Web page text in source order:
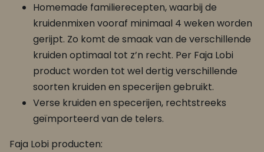
Homemade familierecepten, waarbij de
kruidenmixen vooraf minimaal 4 weken worden
gerijpt. Zo komt de smaak van de verschillende
kruiden optimaal tot z’n recht. Per Faja Lobi
product worden tot wel dertig verschillende
soorten kruiden en specerijen gebruikt.
Verse kruiden en specerijen, rechtstreeks
geïmporteerd van de telers.
Faja Lobi producten: